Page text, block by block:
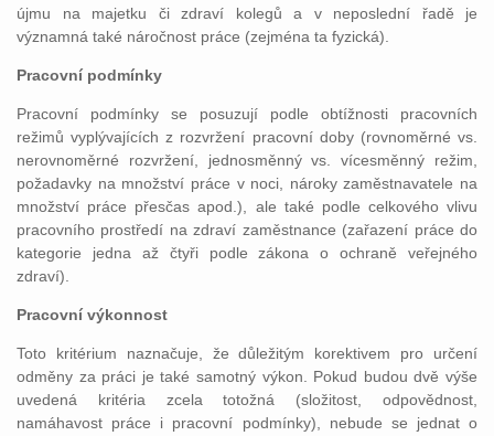
újmu na majetku či zdraví kolegů a v neposlední řadě je
významná také náročnost práce (zejména ta fyzická).
Pracovní podmínky
Pracovní podmínky se posuzují podle obtížnosti pracovních
režimů vyplývajících z rozvržení pracovní doby (rovnoměrné vs.
nerovnoměrné rozvržení, jednosměnný vs. vícesměnný režim,
požadavky na množství práce v noci, nároky zaměstnavatele na
množství práce přesčas apod.), ale také podle celkového vlivu
pracovního prostředí na zdraví zaměstnance (zařazení práce do
kategorie jedna až čtyři podle zákona o ochraně veřejného
zdraví).
Pracovní výkonnost
Toto kritérium naznačuje, že důležitým korektivem pro určení
odměny za práci je také samotný výkon. Pokud budou dvě výše
uvedená kritéria zcela totožná (složitost, odpovědnost,
namáhavost práce i pracovní podmínky), nebude se jednat o